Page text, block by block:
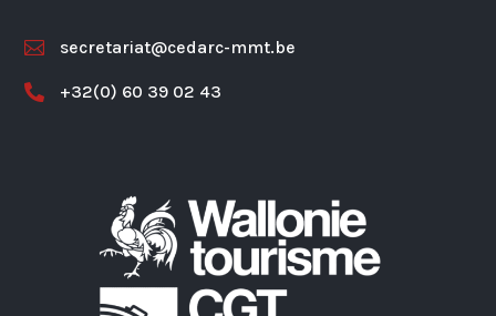
 secretariat@cedarc-mmt.be
 +32(0) 60 39 02 43